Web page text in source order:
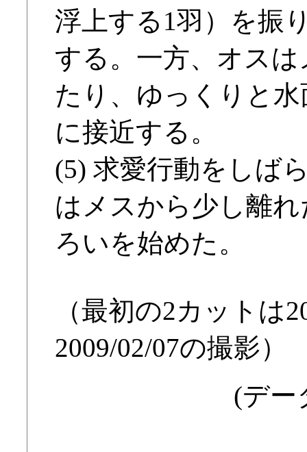
浮上する1羽）を振
する。一方、オス
たり、ゆっくりと
に接近する。
(5) 求愛行動をしば
はメスから少し離
ろいを始めた。
（最初の2カットは
2009/02/07の撮影）
(デー